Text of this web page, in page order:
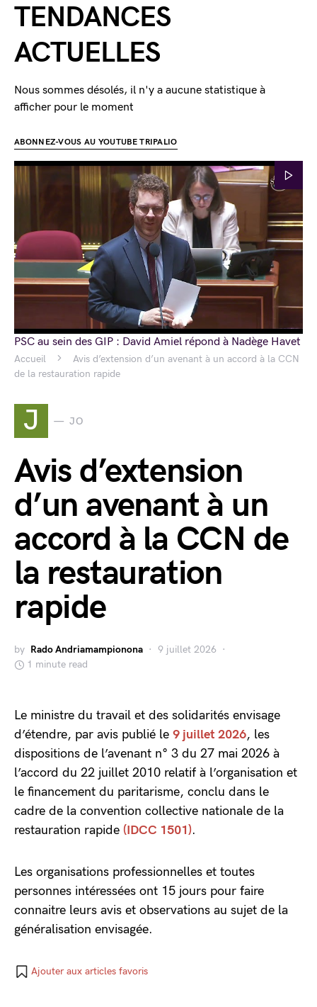
Accueil
Avis d’extension d’un avenant à un accord à la CCN
de la restauration rapide
J JO
Avis d’extension
d’un avenant à un
accord à la CCN de
la restauration
rapide
by Rado Andriamampionona
9 juillet 2026
1 minute read
Le ministre du travail et des solidarités envisage
d’étendre, par avis publié le 9 juillet 2026, les
dispositions de l’avenant n° 3 du 27 mai 2026 à
l’accord du 22 juillet 2010 relatif à l’organisation et
le financement du paritarisme, conclu dans le
cadre de la convention collective nationale de la
restauration rapide (IDCC 1501).
Les organisations professionnelles et toutes
personnes intéressées ont 15 jours pour faire
connaitre leurs avis et observations au sujet de la
généralisation envisagée.
Ajouter aux articles favoris
TENDANCES
ACTUELLES
Nous sommes désolés, il n'y a aucune statistique à
afficher pour le moment
ABONNEZ-VOUS AU YOUTUBE TRIPALIO
PSC au sein des GIP : David Amiel répond à Nadège Havet